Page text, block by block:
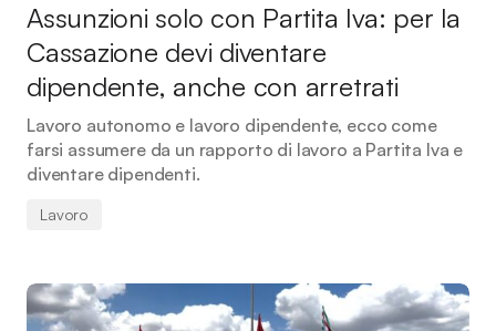
Assunzioni solo con Partita Iva: per la
Cassazione devi diventare
dipendente, anche con arretrati
Lavoro autonomo e lavoro dipendente, ecco come
farsi assumere da un rapporto di lavoro a Partita Iva e
diventare dipendenti.
Lavoro